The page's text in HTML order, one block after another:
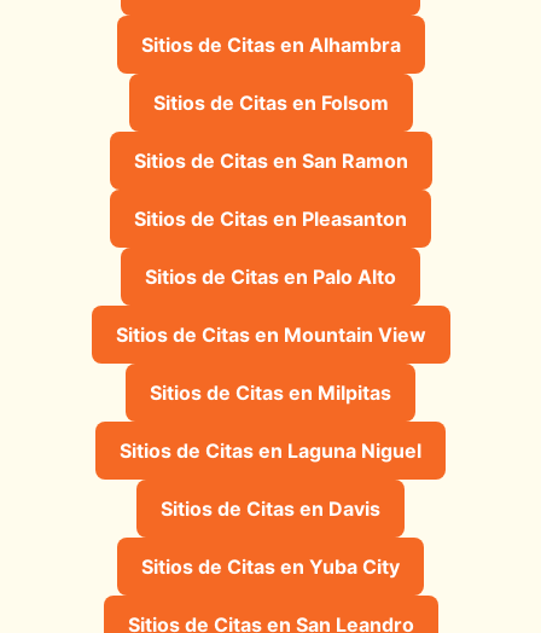
Sitios de Citas en Alhambra
Sitios de Citas en Folsom
Sitios de Citas en San Ramon
Sitios de Citas en Pleasanton
Sitios de Citas en Palo Alto
Sitios de Citas en Mountain View
Sitios de Citas en Milpitas
Sitios de Citas en Laguna Niguel
Sitios de Citas en Davis
Sitios de Citas en Yuba City
Sitios de Citas en San Leandro